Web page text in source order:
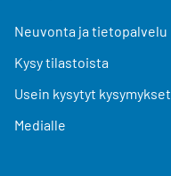
Neuvonta ja tietopalvelu
Kysy tilastoista
Usein kysytyt kysymykset
Medialle